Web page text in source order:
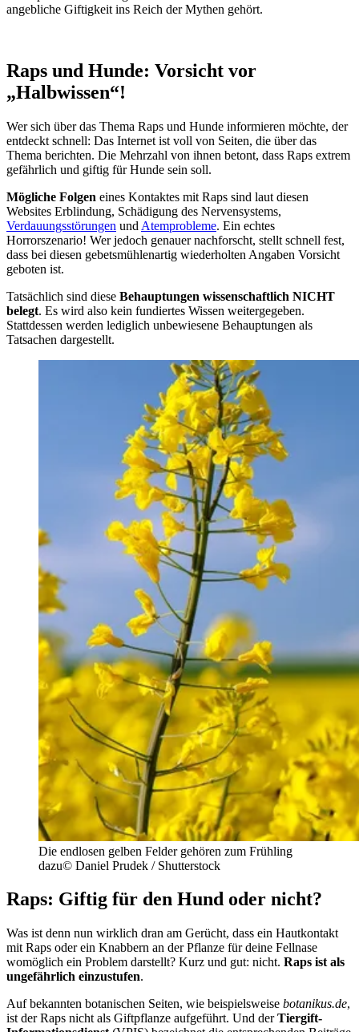
angebliche Giftigkeit ins Reich der Mythen gehört.
Raps und Hunde: Vorsicht vor
„Halbwissen“!
Wer sich über das Thema Raps und Hunde informieren möchte, der
entdeckt schnell: Das Internet ist voll von Seiten, die über das
Thema berichten. Die Mehrzahl von ihnen betont, dass Raps extrem
gefährlich und giftig für Hunde sein soll.
Mögliche Folgen eines Kontaktes mit Raps sind laut diesen
Websites Erblindung, Schädigung des Nervensystems,
Verdauungsstörungen und Atemprobleme. Ein echtes
Horrorszenario! Wer jedoch genauer nachforscht, stellt schnell fest,
dass bei diesen gebetsmühlenartig wiederholten Angaben Vorsicht
geboten ist.
Tatsächlich sind diese Behauptungen wissenschaftlich NICHT
belegt. Es wird also kein fundiertes Wissen weitergegeben.
Stattdessen werden lediglich unbewiesene Behauptungen als
Tatsachen dargestellt.
Die endlosen gelben Felder gehören zum Frühling
dazu© Daniel Prudek / Shutterstock
Raps: Giftig für den Hund oder nicht?
Was ist denn nun wirklich dran am Gerücht, dass ein Hautkontakt
mit Raps oder ein Knabbern an der Pflanze für deine Fellnase
womöglich ein Problem darstellt? Kurz und gut: nicht. Raps ist als
ungefährlich einzustufen.
Auf bekannten botanischen Seiten, wie beispielsweise botanikus.de,
ist der Raps nicht als Giftpflanze aufgeführt. Und derTiergift-